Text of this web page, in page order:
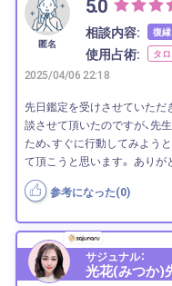
匿名
5.0
相談内容: 復縁
使用占術: タ
2025/04/06 22:18
先日鑑定を受けさせていただ
談させて頂いたのですが、先
ため、すぐに行動してみよう
て頂こうと思います。 ありが
参考になった(0)
サジュナル：
光花(みつか)